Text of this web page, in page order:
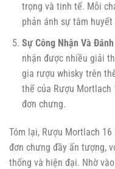
trọng và tinh tế. Mỗi
phản ánh sự tâm
Sự Công Nhận Và
nhận được nhiều giải
gia rượu whisky trên
thế của Rượu
đơn chưng.
Tóm lại, Rượu Mortlach
đơn chưng đầy ấn tượng,
thống và hiện đại. Nhờ